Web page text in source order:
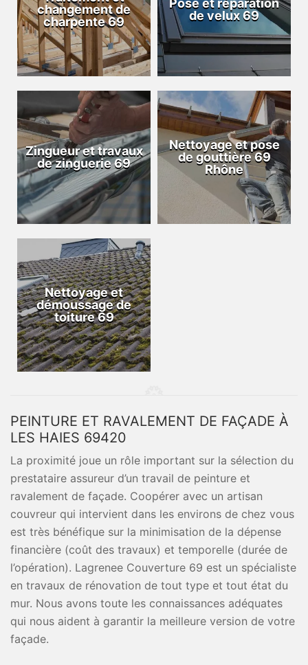
changement de
charpente 69
Pose et réparation
de velux 69
Zingueur et travaux
de zinguerie 69
Nettoyage et pose
de gouttière 69
Rhône
Nettoyage et
démoussage de
toiture 69
PEINTURE ET RAVALEMENT DE FAÇADE À
LES HAIES 69420
La proximité joue un rôle important sur la sélection du
prestataire assureur d’un travail de peinture et
ravalement de façade. Coopérer avec un artisan
couvreur qui intervient dans les environs de chez vous
est très bénéfique sur la minimisation de la dépense
financière (coût des travaux) et temporelle (durée de
l’opération). Lagrenee Couverture 69 est un spécialiste
en travaux de rénovation de tout type et tout état du
mur. Nous avons toute les connaissances adéquates
qui nous aident à garantir la meilleure version de votre
façade.